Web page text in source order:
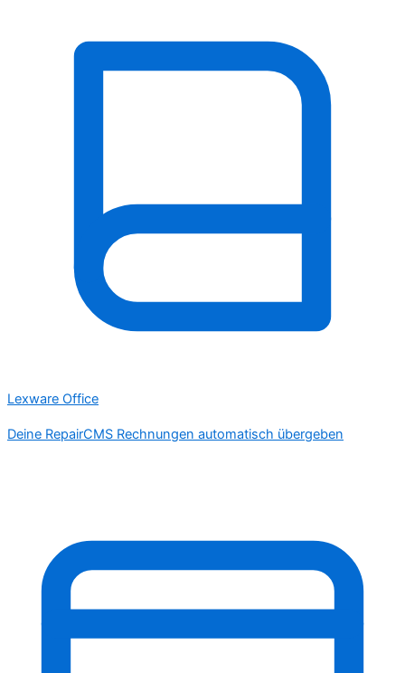
Lexware Office
Deine RepairCMS Rechnungen automatisch übergeben